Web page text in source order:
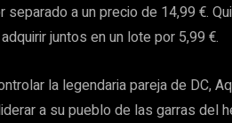
separado a un precio de 14,99 €.
juntos en un lote por 5,99 €.
la legendaria pareja de DC,
a su pueblo de las garras del